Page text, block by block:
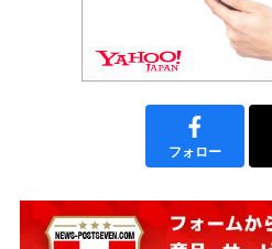
フォロー